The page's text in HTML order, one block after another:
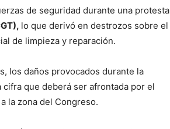
de seguridad durante una protesta
lo que derivó en destrozos sobre el
de limpieza y reparación.
los daños provocados durante la
cifra que deberá ser afrontada por el
la zona del Congreso.